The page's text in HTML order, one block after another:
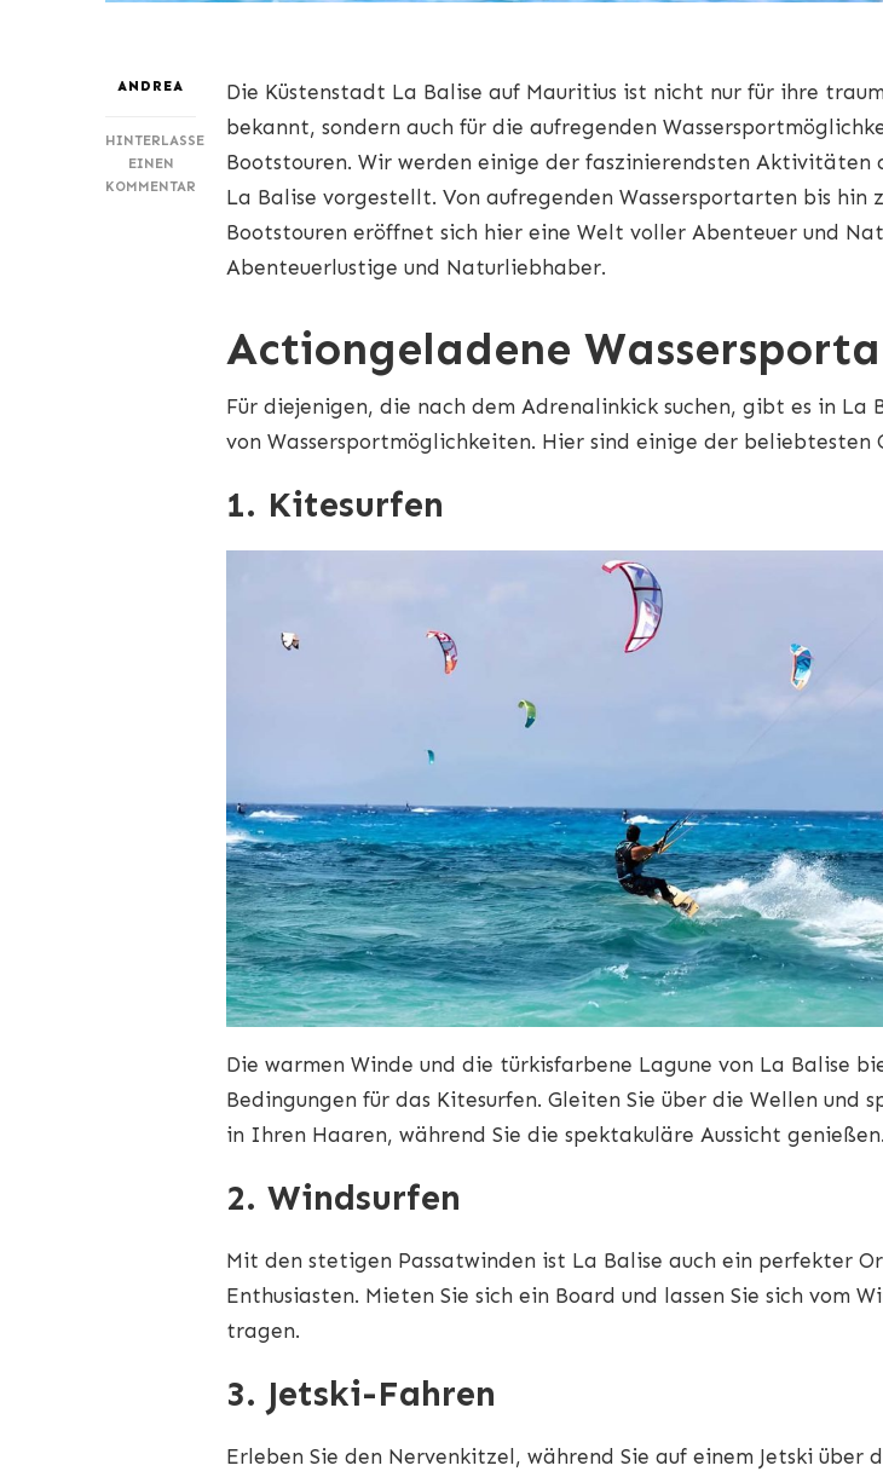
ANDREA
HINTERLASSE
EINEN
KOMMENTAR
ABENTEUER
WASSER:
WASSERSPORTAKTIVITÄTEN
Die Küstenstadt La Balise auf Mauritius ist nicht nur für ihre
bekannt, sondern auch für die aufregenden
Bootstouren. Wir werden einige der faszinierendsten Aktivitäten
La Balise vorgestellt. Von aufregenden Wassersportarten bis hin
Bootstouren eröffnet sich hier eine Welt voller Abenteuer und
Abenteuerlustige und Naturliebhaber.
Actiongeladene
Für diejenigen, die nach dem Adrenalinkick suchen, gibt es in La
von Wassersportmöglichkeiten. Hier sind einige der beliebtesten
1. Kitesurfen
Die warmen Winde und die türkisfarbene Lagune von La Balise
Bedingungen für das Kitesurfen. Gleiten Sie über die Wellen und
in Ihren Haaren, während Sie die spektakuläre Aussicht genießen.
2. Windsurfen
Mit den stetigen Passatwinden ist La Balise auch ein perfekter
Enthusiasten. Mieten Sie sich ein Board und lassen Sie sich vom
tragen.
3. Jetski-Fahren
Erleben Sie den Nervenkitzel, während Sie auf einem Jetski über